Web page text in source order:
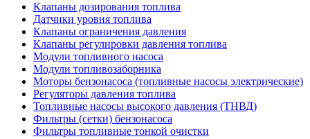
Клапаны дозирования топлива
Датчики уровня топлива
Клапаны ограничения давления
Клапаны регулировки давления топлива
Модули топливного насоса
Модули топливозаборника
Моторы бензонасоса (топливные насосы электрические)
Регуляторы давления топлива
Топливные насосы высокого давления (ТНВД)
Фильтры (сетки) бензонасоса
Фильтры топливные тонкой очистки